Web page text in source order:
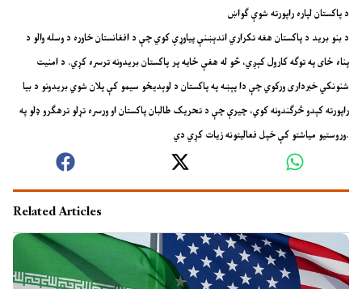
د پاکستان لپاره راپورته شوې ګواښ
د بنو برید د پاکستان هغه تکراري اندېښنې پیاوړې کوي چې د افغانستان خاوره د وسله والو د
پناه ځای په توګه کارول کېږي، څو له هغې ځایه پر پاکستان بریدونه ترسره کړي. د امنیت
شنونکي خبرداری ورکوي چې دا پېښه په پاکستان د لوېدیځو سیمو کې پلان شويبریدونو د بیا
راپورته کېدو څرګندونه کوي، چیرې چې د تحریک طالبان پاکستان او ورسره تړلو ترهګرو ډلو په
وروستیو میاشتو کې خپل فعالیتونه زیات کړي دي.
Related Articles